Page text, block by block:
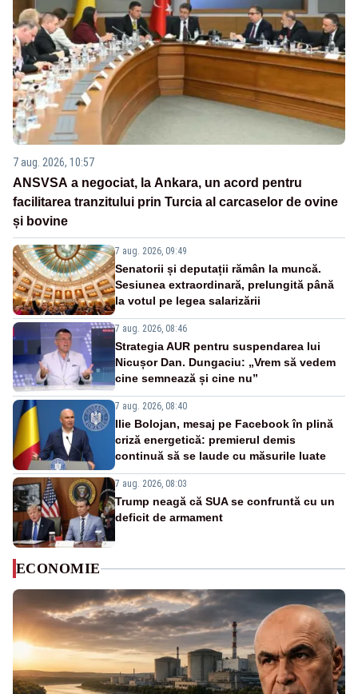
7 aug. 2026, 10:57
ANSVSA a negociat, la Ankara, un acord pentru
facilitarea tranzitului prin Turcia al carcaselor de ovine
și bovine
7 aug. 2026, 09:49
Senatorii și deputații rămân la muncă.
Sesiunea extraordinară, prelungită până
la votul pe legea salarizării
7 aug. 2026, 08:46
Strategia AUR pentru suspendarea lui
Nicușor Dan. Dungaciu: „Vrem să vedem
cine semnează și cine nu”
7 aug. 2026, 08:40
Ilie Bolojan, mesaj pe Facebook în plină
criză energetică: premierul demis
continuă să se laude cu măsurile luate
7 aug. 2026, 08:03
Trump neagă că SUA se confruntă cu un
deficit de armament
ECONOMIE